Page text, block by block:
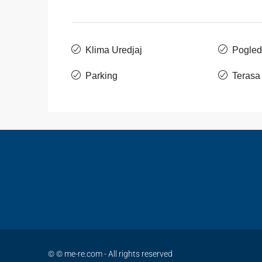
Klima Uredjaj
Parking Terasa
© © me-re.com - All rights reserved